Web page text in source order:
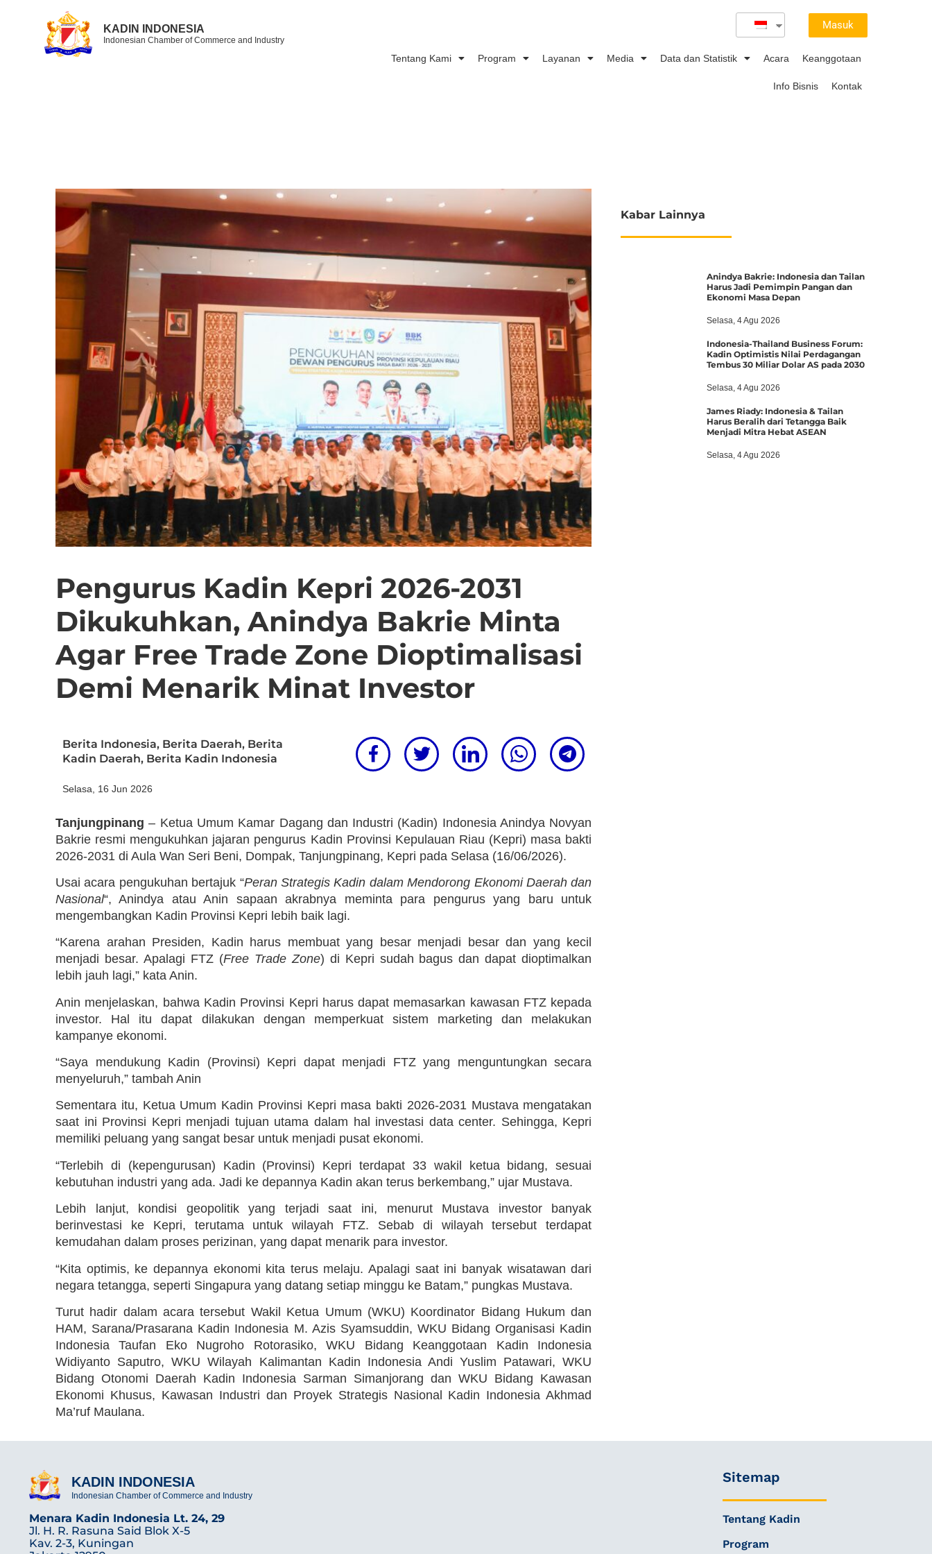
KADIN INDONESIA
Indonesian Chamber of Commerce and Industry
Masuk
Tentang Kami Program Layanan Media Data dan Statistik Acara Keanggotaan
Info Bisnis Kontak
Pengurus Kadin Kepri 2026-2031
Dikukuhkan, Anindya Bakrie Minta
Agar Free Trade Zone Dioptimalisasi
Demi Menarik Minat Investor
Berita Indonesia, Berita Daerah, Berita
Kadin Daerah, Berita Kadin Indonesia
Selasa, 16 Jun 2026
Tanjungpinang – Ketua Umum Kamar Dagang dan Industri (Kadin) Indonesia Anindya Novyan
Bakrie resmi mengukuhkan jajaran pengurus Kadin Provinsi Kepulauan Riau (Kepri) masa bakti
2026-2031 di Aula Wan Seri Beni, Dompak, Tanjungpinang, Kepri pada Selasa (16/06/2026).
Usai acara pengukuhan bertajuk “Peran Strategis Kadin dalam Mendorong Ekonomi Daerah dan
Nasional“, Anindya atau Anin sapaan akrabnya meminta para pengurus yang baru untuk
mengembangkan Kadin Provinsi Kepri lebih baik lagi.
“Karena arahan Presiden, Kadin harus membuat yang besar menjadi besar dan yang kecil
menjadi besar. Apalagi FTZ (Free Trade Zone) di Kepri sudah bagus dan dapat dioptimalkan
lebih jauh lagi,” kata Anin.
Anin menjelaskan, bahwa Kadin Provinsi Kepri harus dapat memasarkan kawasan FTZ kepada
investor. Hal itu dapat dilakukan dengan memperkuat sistem marketing dan melakukan
kampanye ekonomi.
“Saya mendukung Kadin (Provinsi) Kepri dapat menjadi FTZ yang menguntungkan secara
menyeluruh,” tambah Anin
Sementara itu, Ketua Umum Kadin Provinsi Kepri masa bakti 2026-2031 Mustava mengatakan
saat ini Provinsi Kepri menjadi tujuan utama dalam hal investasi data center. Sehingga, Kepri
memiliki peluang yang sangat besar untuk menjadi pusat ekonomi.
“Terlebih di (kepengurusan) Kadin (Provinsi) Kepri terdapat 33 wakil ketua bidang, sesuai
kebutuhan industri yang ada. Jadi ke depannya Kadin akan terus berkembang,” ujar Mustava.
Lebih lanjut, kondisi geopolitik yang terjadi saat ini, menurut Mustava investor banyak
berinvestasi ke Kepri, terutama untuk wilayah FTZ. Sebab di wilayah tersebut terdapat
kemudahan dalam proses perizinan, yang dapat menarik para investor.
“Kita optimis, ke depannya ekonomi kita terus melaju. Apalagi saat ini banyak wisatawan dari
negara tetangga, seperti Singapura yang datang setiap minggu ke Batam,” pungkas Mustava.
Turut hadir dalam acara tersebut Wakil Ketua Umum (WKU) Koordinator Bidang Hukum dan
HAM, Sarana/Prasarana Kadin Indonesia M. Azis Syamsuddin, WKU Bidang Organisasi Kadin
Indonesia Taufan Eko Nugroho Rotorasiko, WKU Bidang Keanggotaan Kadin Indonesia
Widiyanto Saputro, WKU Wilayah Kalimantan Kadin Indonesia Andi Yuslim Patawari, WKU
Bidang Otonomi Daerah Kadin Indonesia Sarman Simanjorang dan WKU Bidang Kawasan
Ekonomi Khusus, Kawasan Industri dan Proyek Strategis Nasional Kadin Indonesia Akhmad
Ma’ruf Maulana.
Kabar Lainnya
Anindya Bakrie: Indonesia dan Tailan
Harus Jadi Pemimpin Pangan dan
Ekonomi Masa Depan
Selasa, 4 Agu 2026
Indonesia-Thailand Business Forum:
Kadin Optimistis Nilai Perdagangan
Tembus 30 Miliar Dolar AS pada 2030
Selasa, 4 Agu 2026
James Riady: Indonesia & Tailan
Harus Beralih dari Tetangga Baik
Menjadi Mitra Hebat ASEAN
Selasa, 4 Agu 2026
KADIN INDONESIA
Indonesian Chamber of Commerce and Industry
Menara Kadin Indonesia Lt. 24, 29
Jl. H. R. Rasuna Said Blok X-5
Kav. 2-3, Kuningan
Sitemap
Tentang Kadin
Program